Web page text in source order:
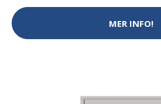
MER INFO!